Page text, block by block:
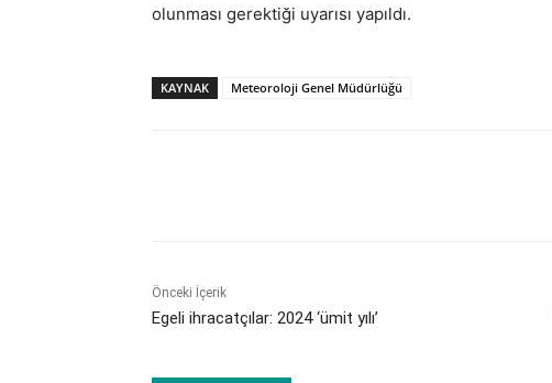
olunması gerektiği uyarısı yapıldı.
KAYNAK Meteoroloji Genel Müdürlüğü
Önceki İçerik
Egeli ihracatçılar: 2024 ‘ümit yılı’